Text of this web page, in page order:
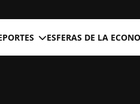
ESFERAS DE LA